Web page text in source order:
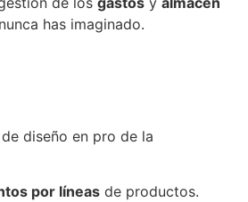
has imaginado.
diseño en pro de la
por líneas de productos.